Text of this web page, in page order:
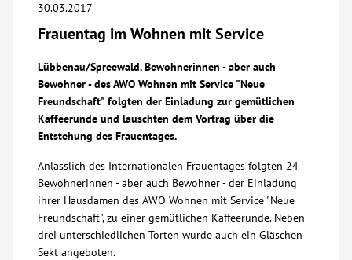
Begegnung
Bildung
Veranstaltungen
Spenden
30.03.2017
Frauentag im Wohnen mit Service
Lübbenau/Spreewald. Bewohnerinnen - aber auch
Bewohner - des AWO Wohnen mit Service "Neue
Freundschaft" folgten der Einladung zur gemütlichen
Kaffeerunde und lauschten dem Vortrag über die
Entstehung des Frauentages.
Anlässlich des Internationalen Frauentages folgten 24
Bewohnerinnen - aber auch Bewohner - der Einladung
ihrer Hausdamen des AWO Wohnen mit Service "Neue
Freundschaft", zu einer gemütlichen Kaffeerunde. Neben
drei unterschiedlichen Torten wurde auch ein Gläschen
Sekt angeboten.